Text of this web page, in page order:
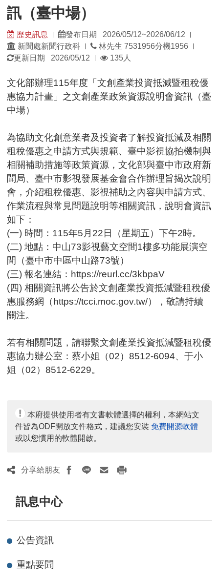
訊息中心
公告資訊
重點要聞
文
創
產
業
政
策
源
說
明
資
訊
（臺
中
場）
訊（臺中場）
歷史訊息 | 發布日期 2026/05/12~2026/06/12 |
發
佈
位：
新聞處新聞行政科 |
發
佈
期：
林先生 7531956分機1956 |
更新日期 2026/05/12 |
瀏
人
數：
135人
文化部辦理115年度「文創產業投資抵減暨租稅優
惠協力計畫」之文創產業政策資源說明會資訊（臺
中場）
為協助文化創意業者及投資者了解投資抵減及相關
租稅優惠之申請方式與規範、臺中影視協拍機制與
相關補助措施等政策資源，文化部與臺中市政府新
聞局、臺中市影視發展基金會合作辦理旨揭次說明
會，介紹租稅優惠、影視補助之內容與申請方式、
作業流程與常見問題說明等相關資訊，說明會資訊
如下：
(一) 時間：115年5月22日（星期五）下午2時。
(二) 地點：中山73影視藝文空間1樓多功能展演空
間（臺中市中區中山路73號）
(三) 報名連結：https://reurl.cc/3kbpaV
(四) 相關資訊將公告於文創產業投資抵減暨租稅優
惠服務網（https://tcci.moc.gov.tw/），敬請持續
關注。
若有相關問題，請聯繫文創產業投資抵減暨租稅優
惠協力辦公室：蔡小姐（02）8512-6094、于小
姐（02）8512-6229。
本府提供使用者有文書軟體選擇的權利，本網站文
件皆為ODF開放文件格式，建議您安裝 免費開源軟體
或以您慣用的軟體開啟。
分享給朋友